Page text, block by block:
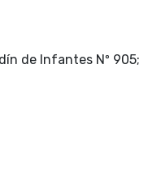
de Infantes Nº 905;